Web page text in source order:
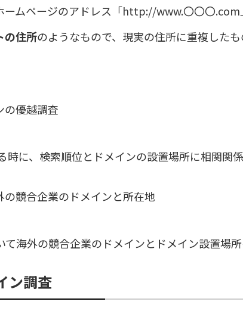
ームページのアドレス「http://www.〇〇〇
の住所のようなもので、現実の住所に重複した
の優越調査
時に、検索順位とドメインの設置場所に相関関
の競合企業のドメインと所在地
て海外の競合企業のドメインとドメイン設置場
ン調査